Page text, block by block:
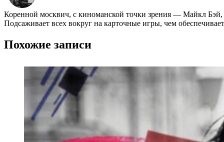
Коренной москвич, с киноманской точки зрения ― Майкл
Подсаживает всех вокруг на карточные игры, чем
Похожие записи